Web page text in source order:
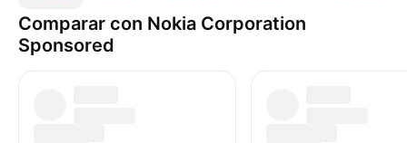
Comparar con Nokia Corporation
Sponsored